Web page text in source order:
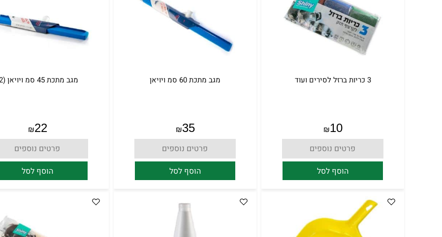
3 כריות ברזל לסירים ועוד
₪10
פרטים נוספים
הוסף לסל
מגב מתכת 60 סמ ויויאן
₪35
פרטים נוספים
הוסף לסל
מגב מתכת 45 סמ ויויאן (2)
₪22
פרטים נוספים
הוסף לסל